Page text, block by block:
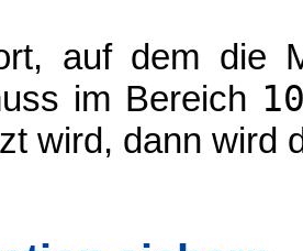
auf dem die
im Bereich
wird, dann wird